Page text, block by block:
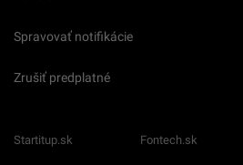
Spravovať notifikácie
Zrušiť predplatné
Startitup.sk Fontech.sk